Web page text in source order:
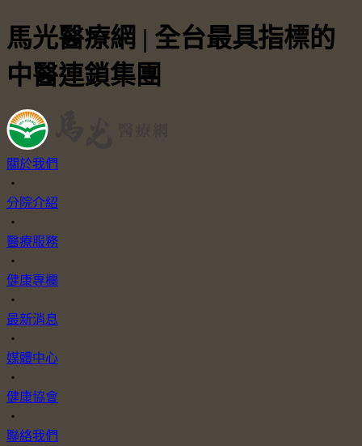
馬光醫療網 | 全台最具指標的
中醫連鎖集團
關於我們
・
分院介紹
・
醫療服務
・
健康專欄
・
最新消息
・
媒體中心
・
健康協會
・
聯絡我們